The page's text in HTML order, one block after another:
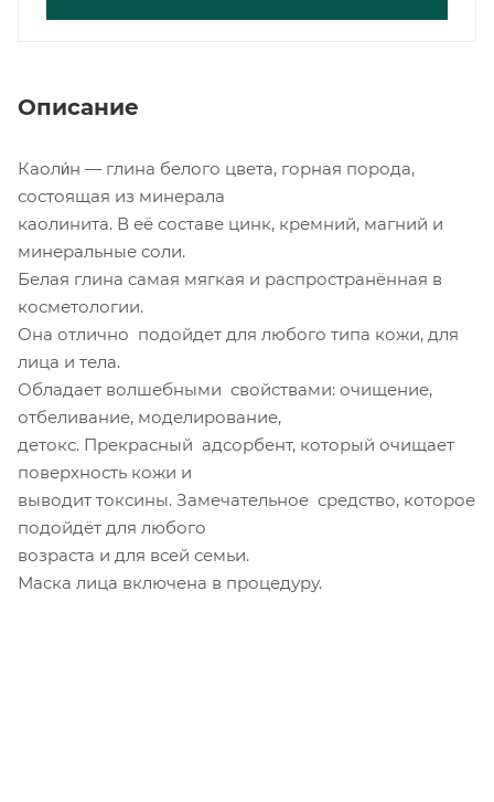
Описание
Каоли́н — глина белого цвета, горная порода,
состоящая из минерала
каолинита. В её составе цинк, кремний, магний и
минеральные соли.
Белая глина самая мягкая и распространённая в
косметологии.
Она отлично подойдет для любого типа кожи, для
лица и тела.
Обладает волшебными свойствами: очищение,
отбеливание, моделирование,
детокс. Прекрасный адсорбент, который очищает
поверхность кожи и
выводит токсины. Замечательное средство, которое
подойдёт для любого
возраста и для всей семьи.
Маска лица включена в процедуру.